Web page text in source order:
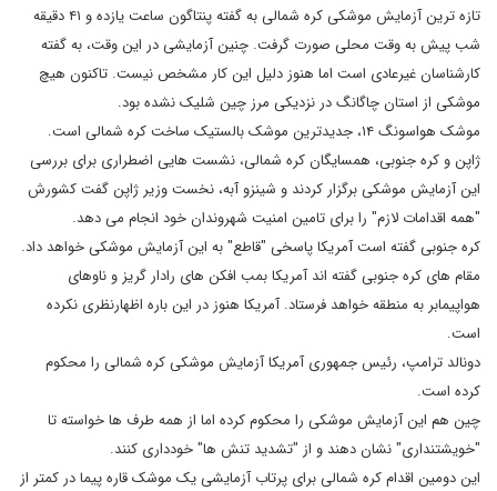
تازه ترین آزمایش موشکی کره شمالی به گفته پنتاگون ساعت یازده و ۴۱ دقیقه
شب پیش به وقت محلی صورت گرفت. چنین آزمایشی در این وقت، به گفته
کارشناسان غیرعادی است اما هنوز دلیل این کار مشخص نیست. تاکنون هیچ
موشکی از استان چاگانگ در نزدیکی مرز چین شلیک نشده بود.
موشک هواسونگ ۱۴، جدیدترین موشک بالستیک ساخت کره شمالی است.
ژاپن و کره جنوبی، همسایگان کره شمالی، نشست هایی اضطراری برای بررسی
این آزمایش موشکی برگزار کردند و شینزو آبه، نخست وزیر ژاپن گفت کشورش
"همه اقدامات لازم" را برای تامین امنیت شهروندان خود انجام می دهد.
کره جنوبی گفته است آمریکا پاسخی "قاطع" به این آزمایش موشکی خواهد داد.
مقام های کره جنوبی گفته اند آمریکا بمب افکن های رادار گریز و ناوهای
هواپیمابر به منطقه خواهد فرستاد. آمریکا هنوز در این باره اظهارنظری نکرده
است.
دونالد ترامپ، رئیس جمهوری آمریکا آزمایش موشکی کره شمالی را محکوم
کرده است.
چین هم این آزمایش موشکی را محکوم کرده اما از همه طرف ها خواسته تا
"خویشتنداری" نشان دهند و از "تشدید تنش ها" خودداری کنند.
این دومین اقدام کره شمالی برای پرتاب آزمایشی یک موشک قاره پیما در کمتر از